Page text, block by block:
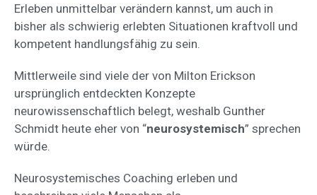
Erleben unmittelbar verändern kannst, um auch in
bisher als schwierig erlebten Situationen kraftvoll und
kompetent handlungsfähig zu sein.
Mittlerweile sind viele der von Milton Erickson
ursprünglich entdeckten Konzepte
neurowissenschaftlich belegt, weshalb Gunther
Schmidt heute eher von “neurosystemisch” sprechen
würde.
Neurosystemisches Coaching erleben und